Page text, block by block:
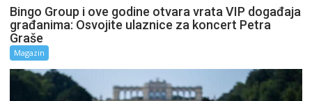
Bingo Group i ove godine otvara vrata VIP događaja
građanima: Osvojite ulaznice za koncert Petra
Graše
Magazin